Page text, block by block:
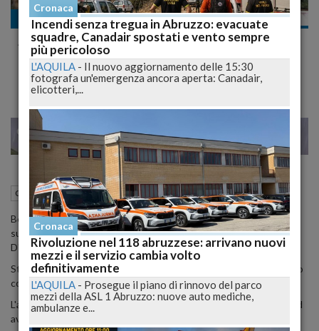
Cronaca nazionale
Anna Falchi Riposino Sexy Fuori dalla Festa
della D'Urso
MILANO 23
Cronaca nazionale 14 Maggio 2015 11:23
Bella, sexy e decisamente stanca è Anna Falchi che si sdraia fuori
sul prato antistante al salone della festa di compleanno di Barbara
D'urso.
Stivalone bianco con tacco altissimo ed a coprirla solo un cappotto
color cammello che lascia vedere le lunghissime gambe.
L'attrice decide così di riposarsi un po' dopo aver ballato per ore ed
aver bevuto qualche cocktail.
Cronaca
Incendi senza tregua in Abruzzo: evacuate
squadre, Canadair spostati e vento sempre
più pericoloso
L'AQUILA - Il nuovo aggiornamento delle 15:30
fotografa un'emergenza ancora aperta: Canadair,
elicotteri,...
Cronaca
Rivoluzione nel 118 abruzzese: arrivano nuovi
mezzi e il servizio cambia volto
definitivamente
L'AQUILA - Prosegue il piano di rinnovo del parco
mezzi della ASL 1 Abruzzo: nuove auto mediche,
ambulanze e...